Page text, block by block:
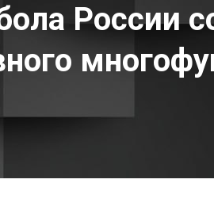
России